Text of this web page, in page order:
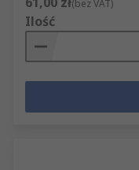
(bez VAT)
Ilość